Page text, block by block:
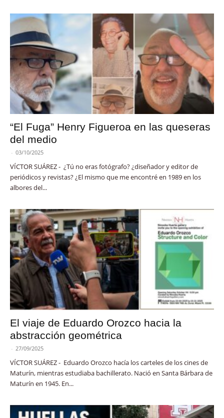
“El Fuga” Henry Figueroa en las queseras
del medio
- 03/10/2025
VÍCTOR SUÁREZ - ¿Tú no eras fotógrafo? ¿diseñador y editor de
periódicos y revistas? ¿El mismo que me encontré en 1989 en los
albores del...
El viaje de Eduardo Orozco hacia la
abstracción geométrica
- 27/09/2025
VÍCTOR SUÁREZ - Eduardo Orozco hacía los carteles de los cines de
Maturín, mientras estudiaba bachillerato. Nació en Santa Bárbara de
Maturín en 1945. En...